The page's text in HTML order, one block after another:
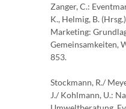
Zanger, C.:
K., Helmig, B.
Marketing:
Gemeinsamkeiten,
853.
Stockmann, R./
J./ Kohlmann, U.: